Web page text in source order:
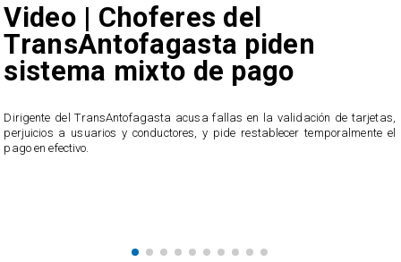
Video | Choferes del
TransAntofagasta piden
sistema mixto de pago
​Dirigente del TransAntofagasta acusa fallas en la validación de tarjetas,
perjuicios a usuarios y conductores, y pide restablecer temporalmente el
pago en efectivo.